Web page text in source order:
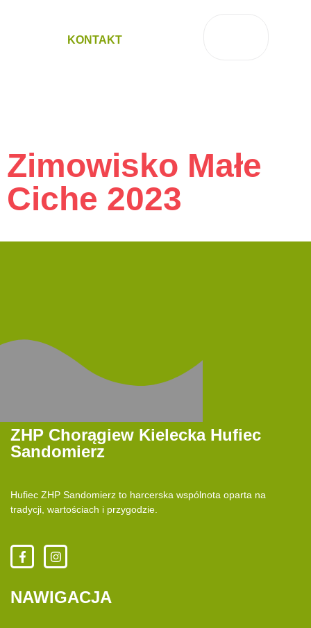
KONTAKT
Zimowisko Małe
Ciche 2023
ZHP Chorągiew Kielecka Hufiec
Sandomierz
Hufiec ZHP Sandomierz to harcerska wspólnota oparta na
tradycji, wartościach i przygodzie.
NAWIGACJA